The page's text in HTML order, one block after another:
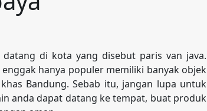
di kota yang disebut paris van java.
hanya populer memiliki banyak objek
Bandung. Sebab itu, jangan lupa untuk
anda dapat datang ke tempat, buat produk